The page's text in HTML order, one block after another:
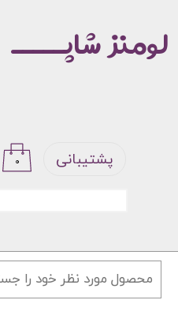
حساب کاربری من
۰ پشتیبانی
لومنز شاپـــــ